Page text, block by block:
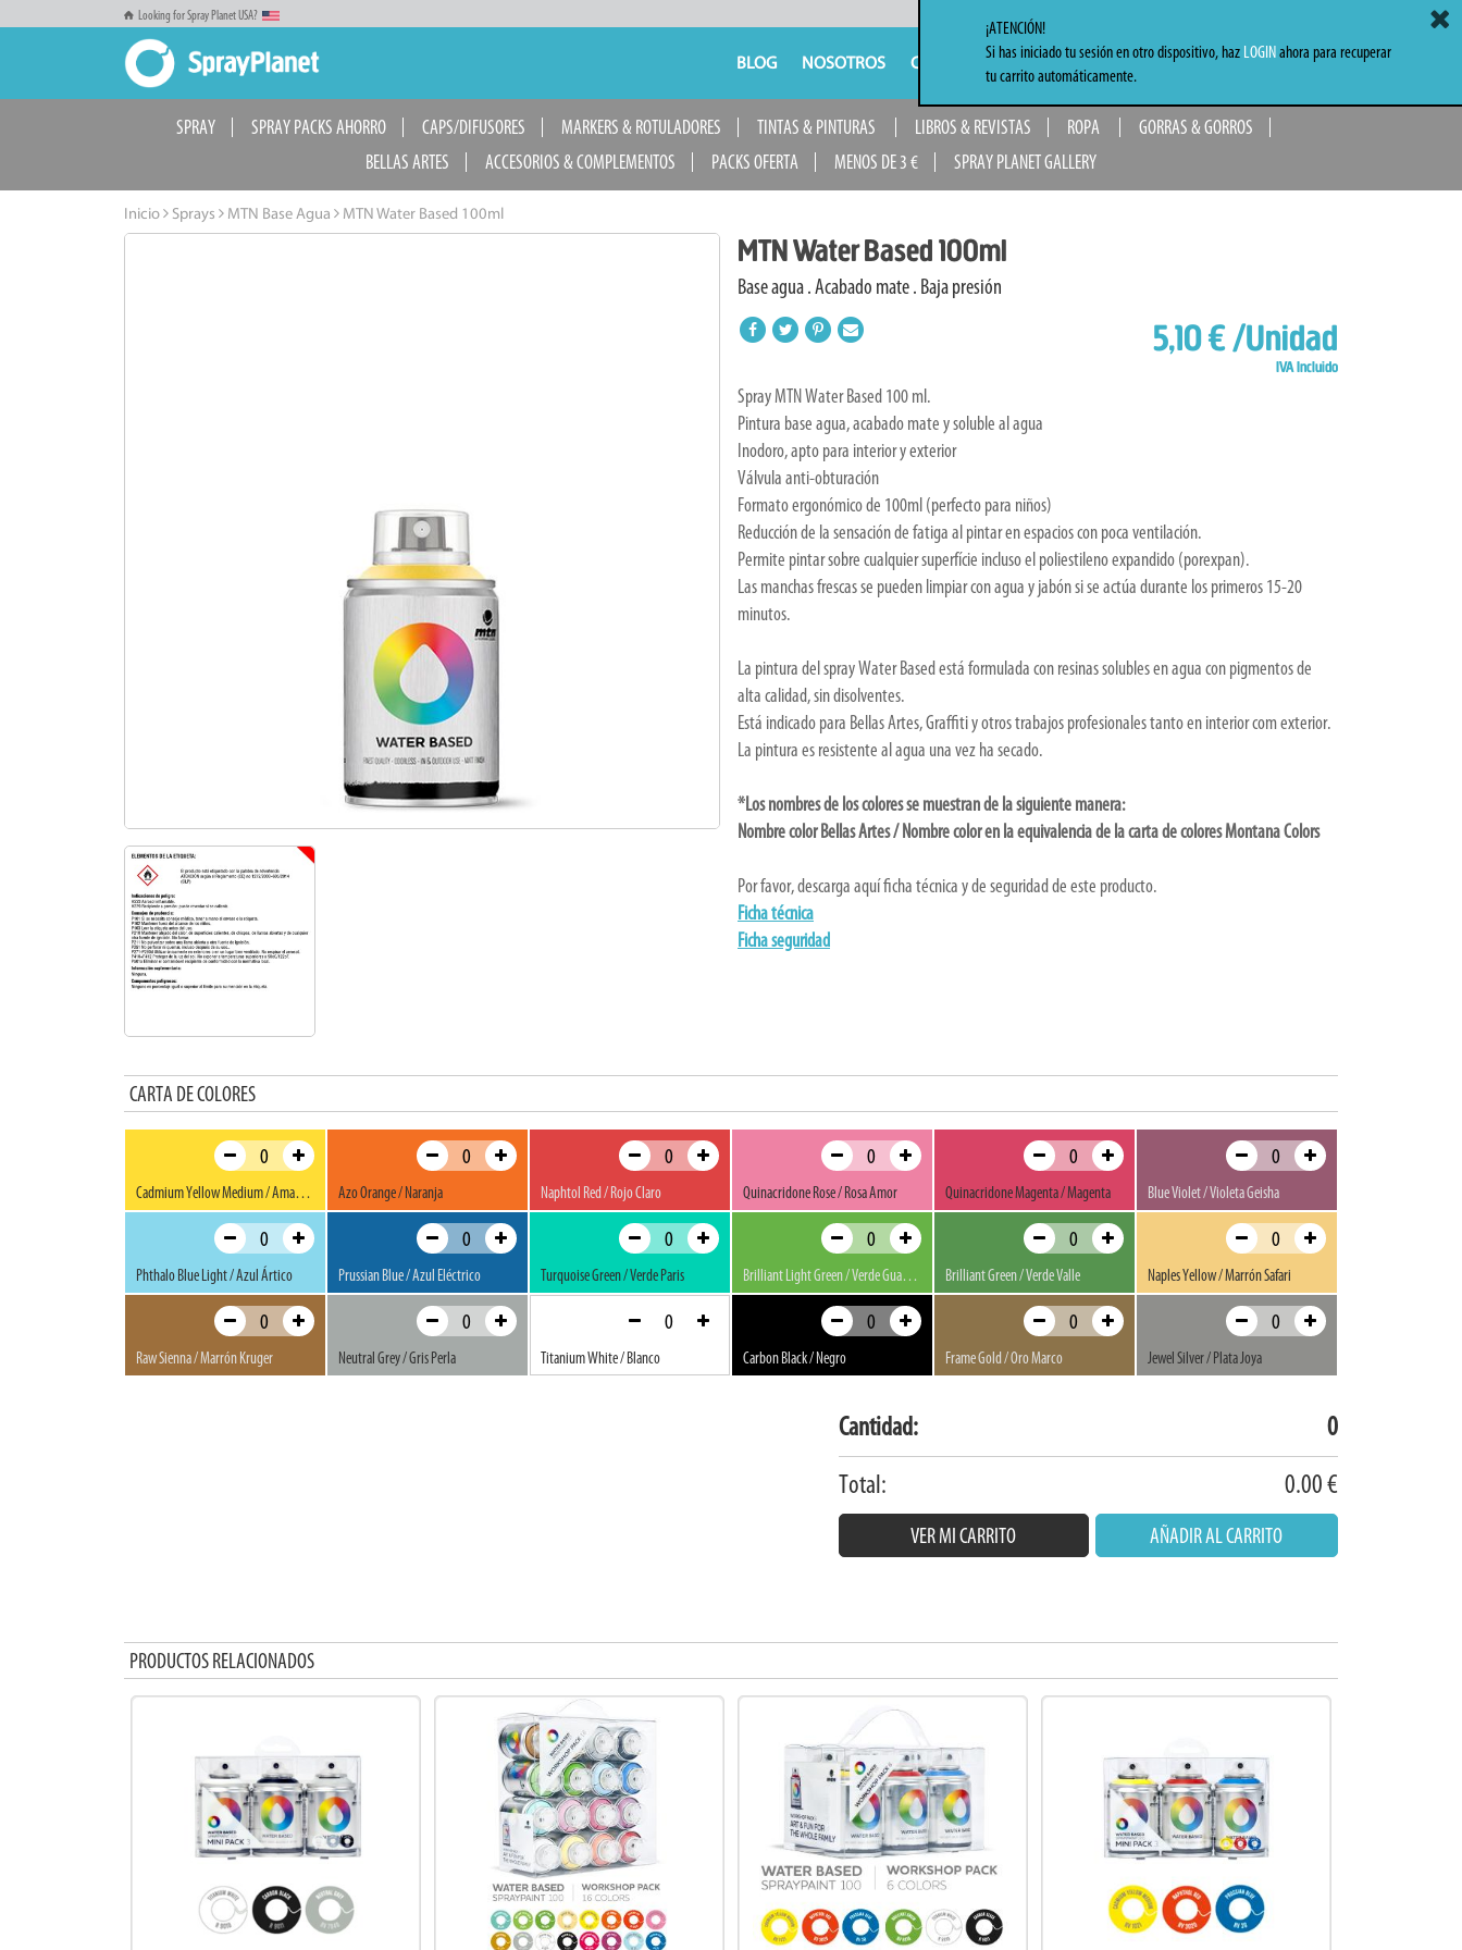
Looking for Spray Planet USA?
BLOG NOSOTROS CONTACTO
SPRAY SPRAY PACKS AHORRO CAPS/DIFUSORES MARKERS & ROTULADORES TINTAS & PINTURAS LIBROS & REVISTAS ROPA
GORRAS & GORROS
BELLAS ARTES
ACCESORIOS & COMPLEMENTOS PACKS OFERTA MENOS DE 3 € SPRAY PLANET GALLERY
Inicio Sprays MTN Base Agua MTN Water Based 100ml
MTN Water Based 100ml
Base agua . Acabado mate . Baja presión
5,10 €/Unidad
IVA Incluido
Spray MTN Water Based 100 ml.
Pintura base agua, acabado mate y soluble al agua
Inodoro, apto para interior y exterior
Válvula anti-obturación
Formato ergonómico de 100ml (perfecto para niños)
Reducción de la sensación de fatiga al pintar en espacios con poca ventilación.
Permite pintar sobre cualquier superfície incluso el poliestileno expandido (porexpan).
Las manchas frescas se pueden limpiar con agua y jabón si se actúa durante los primeros 15-20
minutos.
La pintura del spray Water Based está formulada con resinas solubles en agua con pigmentos de
alta calidad, sin disolventes.
Está indicado para Bellas Artes, Graffiti y otros trabajos profesionales tanto en interior com exterior.
La pintura es resistente al agua una vez ha secado.
*Los nombres de los colores se muestran de la siguiente manera:
Nombre color Bellas Artes / Nombre color en la equivalencia de la carta de colores Montana Colors
Por favor, descarga aquí ficha técnica y de seguridad de este producto.
Ficha técnica
Ficha seguridad
CARTA DE COLORES
Cadmium Yellow Medium / Amarillo Claro Azo Orange / Naranja Naphtol Red / Rojo Claro Quinacridone Rose / Rosa Amor Quinacridone Magenta / Magenta Blue Violet / Violeta Geisha
Phthalo Blue Light / Azul Ártico Prussian Blue / Azul Eléctrico Turquoise Green / Verde Paris Brilliant Light Green / Verde Guacamole Brilliant Green / Verde Valle Naples Yellow / Marrón Safari
Raw Sienna / Marrón Kruger Neutral Grey / Gris Perla Titanium White / Blanco Carbon Black / Negro Frame Gold / Oro Marco Jewel Silver / Plata Joya
Cantidad:
0
Total:
€
0.00
VER MI CARRITO AÑADIR AL CARRITO
PRODUCTOS RELACIONADOS
¡ATENCIÓN!
Si has iniciado tu sesión en otro dispositivo, haz LOGINahora para recuperar
tu carrito automáticamente.